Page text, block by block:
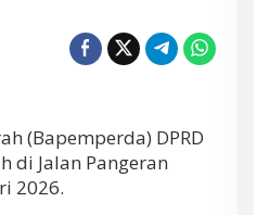
(Bapemperda) DPRD
di Jalan Pangeran
2026.